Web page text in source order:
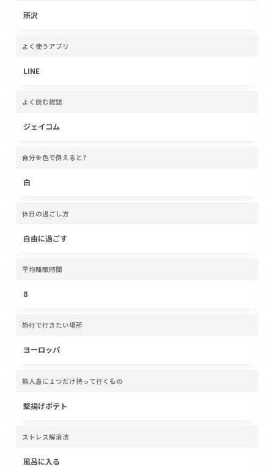
所沢
よく使うアプリ
LINE
よく読む雑誌
ジェイコム
自分を色で例えると?
白
休日の過ごし方
自由に過ごす
平均睡眠時間
8
旅行で行きたい場所
ヨーロッパ
無人島に１つだけ持って行くもの
堅揚げポテト
ストレス解消法
風呂に入る